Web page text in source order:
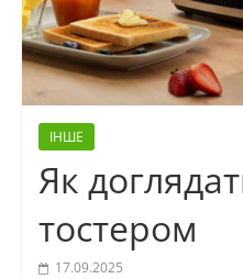
ІНШЕ
Як
тостером
17.09.2025